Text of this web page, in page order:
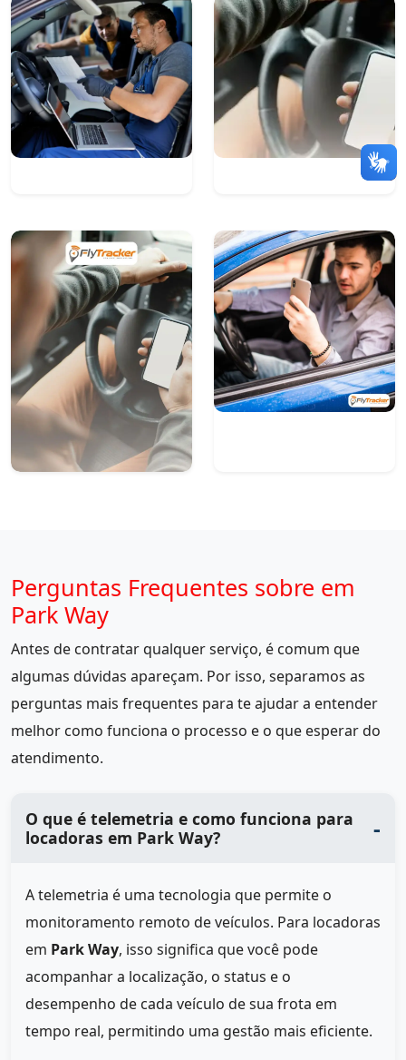
Perguntas Frequentes sobre em
Park Way
Antes de contratar qualquer serviço, é comum que
algumas dúvidas apareçam. Por isso, separamos as
perguntas mais frequentes para te ajudar a entender
melhor como funciona o processo e o que esperar do
atendimento.
O que é telemetria e como funciona para
locadoras em Park Way?
A telemetria é uma tecnologia que permite o
monitoramento remoto de veículos. Para locadoras
em Park Way, isso significa que você pode
acompanhar a localização, o status e o
desempenho de cada veículo de sua frota em
tempo real, permitindo uma gestão mais eficiente.